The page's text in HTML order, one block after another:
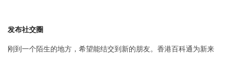
发布社交圈
刚到一个陌生的地方，希望能结交到新的朋友。香港百科通为新来